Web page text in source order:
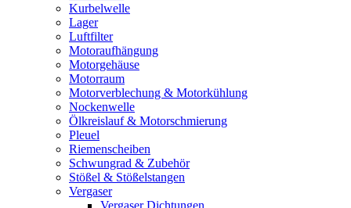
Kurbelwelle
Lager
Luftfilter
Motoraufhängung
Motorgehäuse
Motorraum
Motorverblechung & Motorkühlung
Nockenwelle
Ölkreislauf & Motorschmierung
Pleuel
Riemenscheiben
Schwungrad & Zubehör
Stößel & Stößelstangen
Vergaser
Vergaser Dichtungen